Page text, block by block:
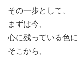
その一歩として、
まずは今、
心に残っている色
そこから、